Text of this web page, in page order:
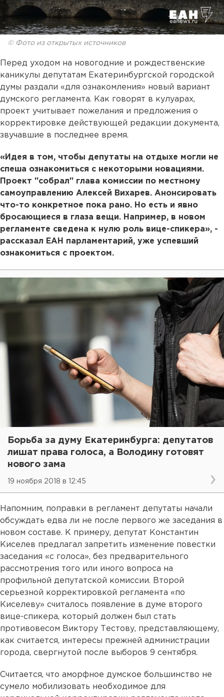
© Фото из открытых источников
Перед уходом на новогодние и рождественские
каникулы депутатам Екатеринбургской городской
думы раздали «для ознакомления» новый вариант
думского регламента. Как говорят в кулуарах,
проект учитывает пожелания и предложения о
корректировке действующей редакции документа,
звучавшие в последнее время.
«Идея в том, чтобы депутаты на отдыхе могли не
спеша ознакомиться с некоторыми новациями.
Проект "собрал" глава комиссии по местному
самоуправлению Алексей Вихарев. Анонсировать
что-то конкретное пока рано. Но есть и явно
бросающиеся в глаза вещи. Например, в новом
регламенте сведена к нулю роль вице-спикера», -
рассказал ЕАН парламентарий, уже успевший
ознакомиться с проектом.
Борьба за думу Екатеринбурга: депутатов
лишат права голоса, а Володину готовят
нового зама
19 ноября 2018 в 12:45
Напомним, поправки в регламент депутаты начали
обсуждать едва ли не после первого же заседания в
новом составе. К примеру, депутат Константин
Киселев предлагал запретить изменение повестки
заседания «с голоса», без предварительного
рассмотрения того или иного вопроса на
профильной депутатской комиссии. Второй
серьезной корректировкой регламента «по
Киселеву» считалось появление в думе второго
вице-спикера, который должен был стать
противовесом Виктору Тестову, представляющему,
как считается, интересы прежней администрации
города, свергнутой после выборов 9 сентября.
Считается, что аморфное думское большинство не
сумело мобилизовать необходимое для